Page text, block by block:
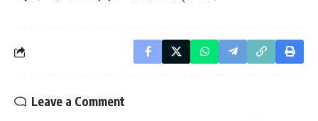
Leave a Comment